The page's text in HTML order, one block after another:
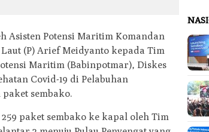
Asisten Potensi Maritim Komandan
(P) Arief Meidyanto kepada Tim
Maritim (Babinpotmar), Diskes
Covid-19 di Pelabuhan
sembako.
paket sembako ke kapal oleh Tim